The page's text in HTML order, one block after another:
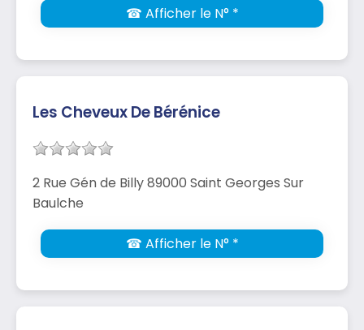
☎ Afficher le N° *
Les Cheveux De Bérénice
2 Rue Gén de Billy 89000 Saint Georges Sur
Baulche
☎ Afficher le N° *